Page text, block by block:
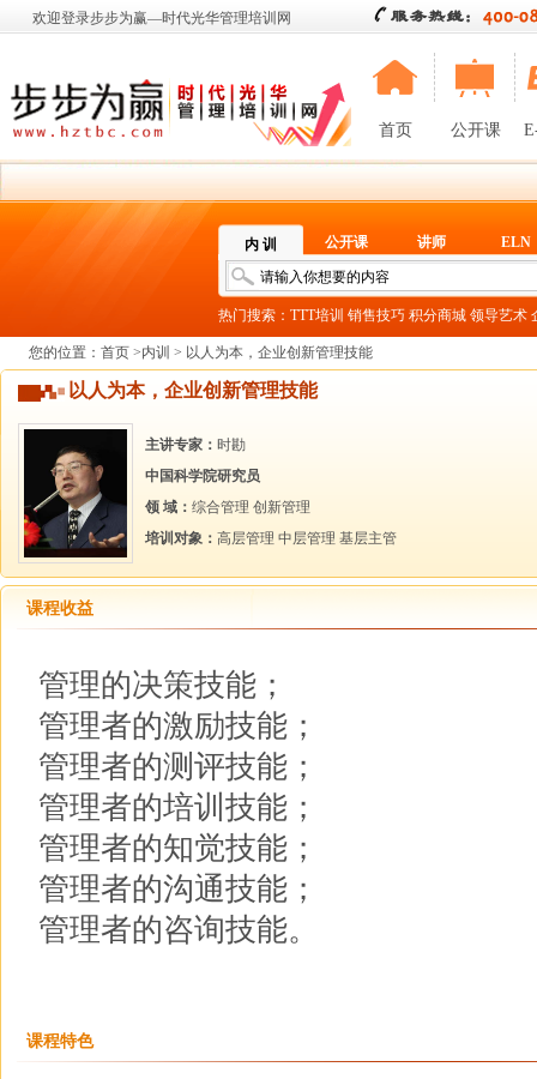
欢迎登录步步为赢—时代光华管理培训网
首页 公开课
内 训 公开课 讲师 ELN
热门搜索： TTT培训 销售技巧 积分商城 领导艺术
您的位置： 首页 >内训 > 以人为本，企业创新管理技能
以人为本，企业创新管理技能
主讲专家： 时勘
中国科学院研究员
领 域： 综合管理 创新管理
培训对象： 高层管理 中层管理 基层主管
课程收益
管理的决策技能；
管理者的激励技能；
管理者的测评技能；
管理者的培训技能；
管理者的知觉技能；
管理者的沟通技能；
管理者的咨询技能。
课程特色